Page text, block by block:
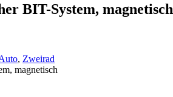
BIT-System, magnetisch
, Zweirad
magnetisch